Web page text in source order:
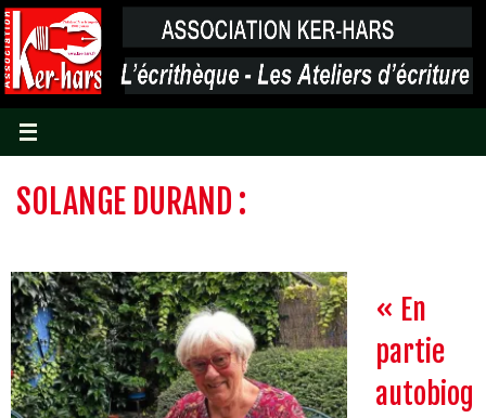
Passer
vers
le
contenu
SOLANGE DURAND :
« En
partie
autobiog